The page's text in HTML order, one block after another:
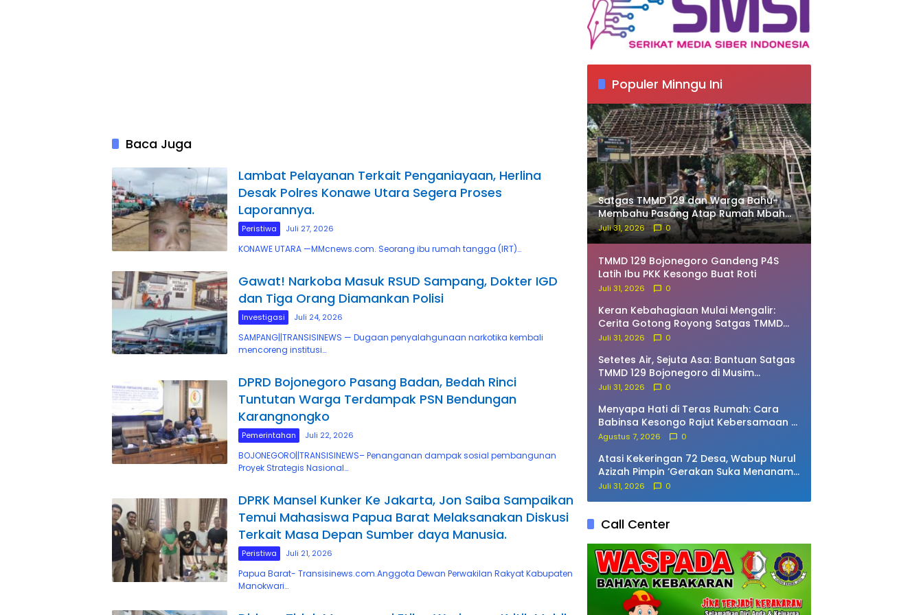
Baca Juga
Lambat Pelayanan Terkait Penganiayaan, Herlina
Desak Polres Konawe Utara Segera Proses
Laporannya.
Peristiwa Juli 27, 2026
KONAWE UTARA —MMcnews.com. Seorang ibu rumah tangga (IRT)…
Gawat! Narkoba Masuk RSUD Sampang, Dokter IGD
dan Tiga Orang Diamankan Polisi
Investigasi Juli 24, 2026
SAMPANG||TRANSISINEWS — Dugaan penyalahgunaan narkotika kembali
mencoreng institusi…
DPRD Bojonegoro Pasang Badan, Bedah Rinci
Tuntutan Warga Terdampak PSN Bendungan
Karangnongko
Pemerintahan Juli 22, 2026
BOJONEGORO||TRANSISINEWS– Penanganan dampak sosial pembangunan
Proyek Strategis Nasional…
DPRK Mansel Kunker Ke Jakarta, Jon Saiba Sampaikan
Temui Mahasiswa Papua Barat Melaksanakan Diskusi
Terkait Masa Depan Sumber daya Manusia.
Peristiwa Juli 21, 2026
Papua Barat- Transisinews.com.Anggota Dewan Perwakilan Rakyat Kabupaten
Manokwari…
Populer Minngu Ini
Satgas TMMD 129 dan Warga Bahu-
Membahu Pasang Atap Rumah Mbah
Kardo
Juli 31, 2026 0
TMMD 129 Bojonegoro Gandeng P4S
Latih Ibu PKK Kesongo Buat Roti
Juli 31, 2026 0
Keran Kebahagiaan Mulai Mengalir:
Cerita Gotong Royong Satgas TMMD
129 Bojonegoro dan Warga Bekatul
Juli 31, 2026 0
Setetes Air, Sejuta Asa: Bantuan Satgas
TMMD 129 Bojonegoro di Musim
Kemarau
Juli 31, 2026 0
Menyapa Hati di Teras Rumah: Cara
Babinsa Kesongo Rajut Kebersamaan di
TMMD 129 Bojonegoro
Agustus 7, 2026 0
Atasi Kekeringan 72 Desa, Wabup Nurul
Azizah Pimpin ‘Gerakan Suka Menanam’
di Pacing
Juli 31, 2026 0
Call Center